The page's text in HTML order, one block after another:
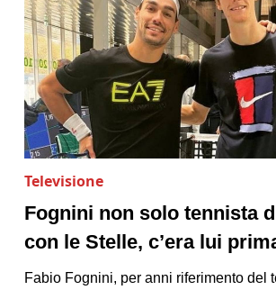
Televisione
Fognini non solo tennista
con le Stelle, c’era lui
Fabio Fognini, per anni riferimento del